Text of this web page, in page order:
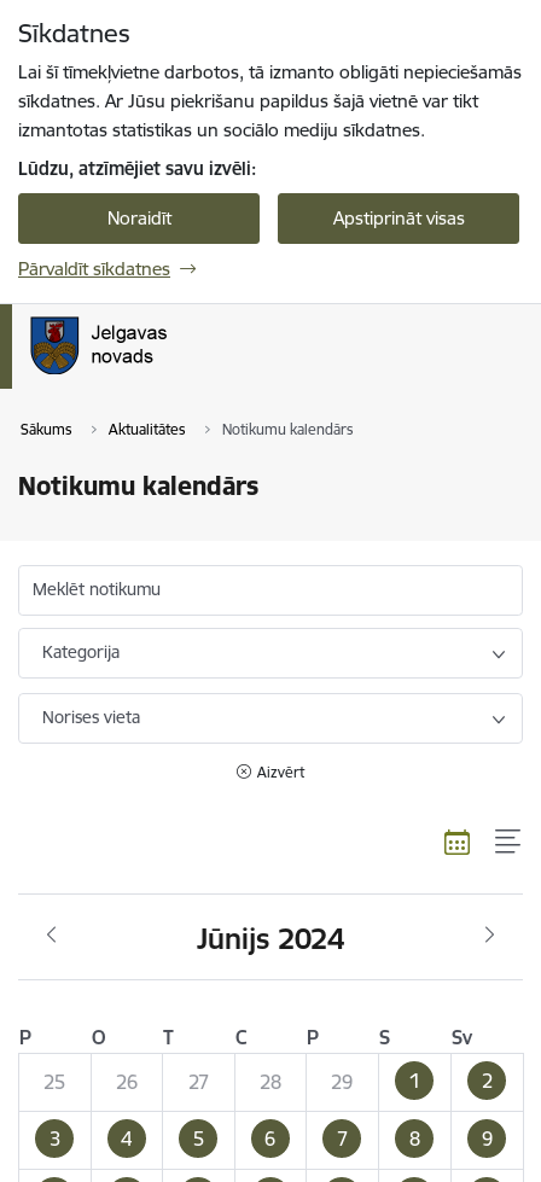
Sīkdatnes
Lai šī tīmekļvietne darbotos, tā izmanto obligāti nepieciešamās
sīkdatnes. Ar Jūsu piekrišanu papildus šajā vietnē var tikt
izmantotas statistikas un sociālo mediju sīkdatnes.
Lūdzu, atzīmējiet savu izvēli:
Noraidīt Apstiprināt visas
Pārvaldīt sīkdatnes
Sākums Aktualitātes Notikumu kalendārs
Notikumu kalendārs
Meklēt notikumu
Kategorija
Norises vieta
Aizvērt
Jūnijs 2024
P O T C P S
Sv
25
26 27 28 29 1 2
3 4 5 6 7 8 9